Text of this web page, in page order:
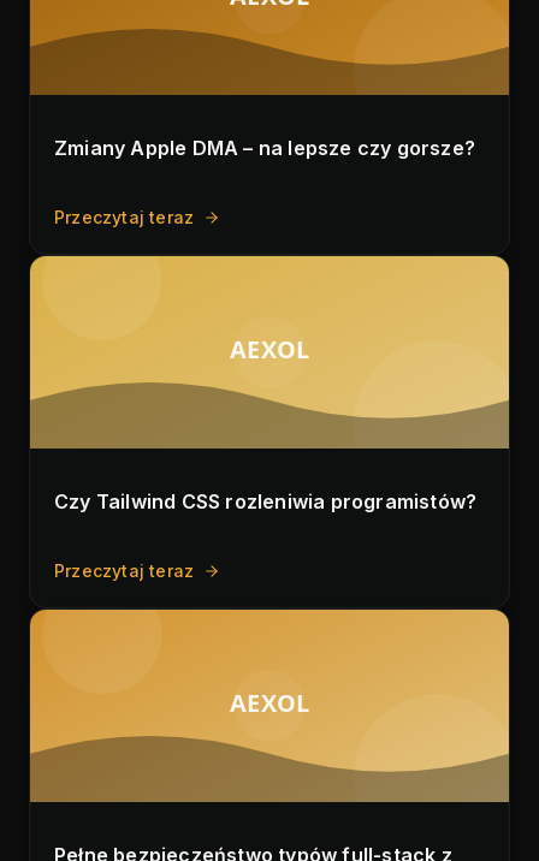
Zmiany Apple DMA – na lepsze czy gorsze?
Przeczytaj teraz
AEXOL
Czy Tailwind CSS rozleniwia programistów?
Przeczytaj teraz
AEXOL
Pełne bezpieczeństwo typów full-stack z